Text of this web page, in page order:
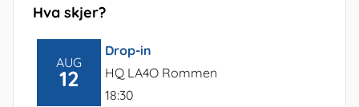
Hva skjer?
AUG
12
Drop-in
HQ LA4O Rommen
18:30